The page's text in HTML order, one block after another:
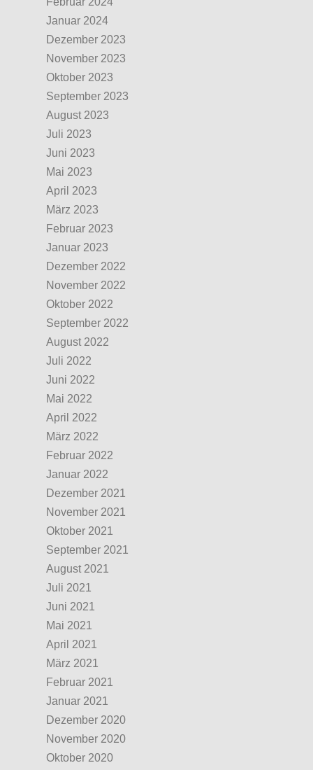
Januar 2024
Dezember 2023
November 2023
Oktober 2023
September 2023
August 2023
Juli 2023
Juni 2023
Mai 2023
April 2023
März 2023
Februar 2023
Januar 2023
Dezember 2022
November 2022
Oktober 2022
September 2022
August 2022
Juli 2022
Juni 2022
Mai 2022
April 2022
März 2022
Februar 2022
Januar 2022
Dezember 2021
November 2021
Oktober 2021
September 2021
August 2021
Juli 2021
Juni 2021
Mai 2021
April 2021
März 2021
Februar 2021
Januar 2021
Dezember 2020
November 2020
Oktober 2020